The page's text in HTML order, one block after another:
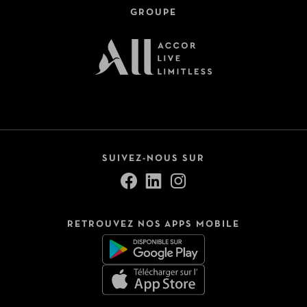
GROUPE
SUIVEZ-NOUS SUR
RETROUVEZ NOS APPS MOBILE